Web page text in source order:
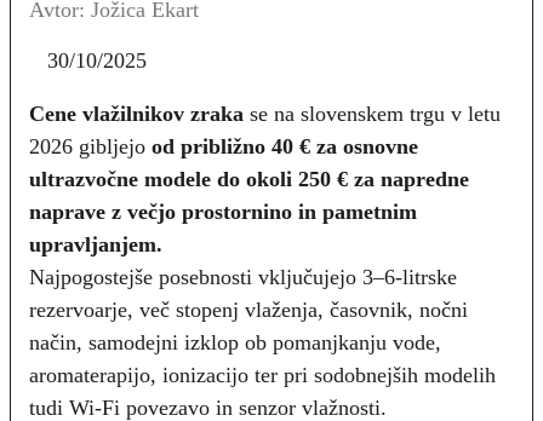
Avtor: Jožica Ekart
30/10/2025
Cene vlažilnikov zraka se na slovenskem trgu v letu
2026 gibljejo od približno 40 € za osnovne
ultrazvočne modele do okoli 250 € za napredne
naprave z večjo prostornino in pametnim
upravljanjem.
Najpogostejše posebnosti vključujejo 3–6-litrske
rezervoarje, več stopenj vlaženja, časovnik, nočni
način, samodejni izklop ob pomanjkanju vode,
aromaterapijo, ionizacijo ter pri sodobnejših modelih
tudi Wi-Fi povezavo in senzor vlažnosti.